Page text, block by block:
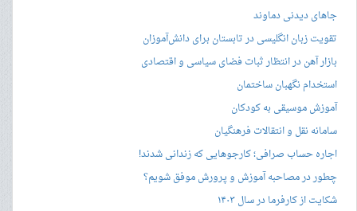
جاهای دیدنی دماوند
تقویت زبان انگلیسی در تابستان برای دانش‌آموزان
بازار آهن در انتظار ثبات فضای سیاسی و اقتصادی
استخدام نگهبان ساختمان
آموزش موسیقی به کودکان
سامانه نقل و انتقالات فرهنگیان
اجاره حساب صرافی؛ کارجوهایی که زندانی شدند!
چطور در مصاحبه‌ آموزش و پرورش موفق شویم؟
شکایت از کارفرما در سال ۱۴۰۳